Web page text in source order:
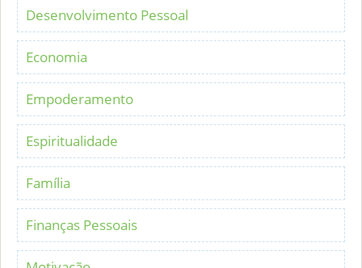
Desenvolvimento Pessoal
Economia
Empoderamento
Espiritualidade
Família
Finanças Pessoais